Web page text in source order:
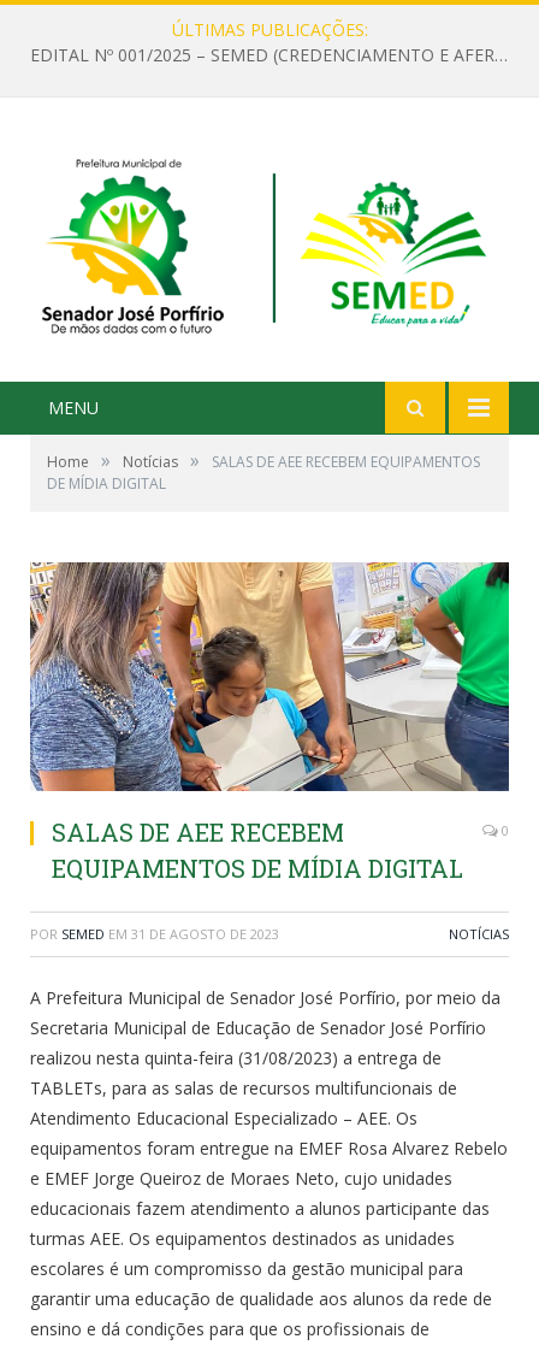
ÚLTIMAS PUBLICAÇÕES:
EDITAL Nº 001/2025 – SEMED (CREDENCIAMENTO E AFERIÇÃO DE CRITÉRIOS TÉCNICOS DE MÉRITO E DESEMPENHO PARA PROVIMENTO DO CARGO OU FUNÇÃO DE GESTOR ESCOLAR DAS UNIDADES DE ENSINO DA REDE MUNICIPAL DE SENADOR JO)
MENU
Home » Notícias »
SALAS DE AEE RECEBEM EQUIPAMENTOS
DE MÍDIA DIGITAL
SALAS DE AEE RECEBEM
EQUIPAMENTOS DE MÍDIA DIGITAL
0
POR SEMED EM 31 DE AGOSTO DE 2023 NOTÍCIAS
A Prefeitura Municipal de Senador José Porfírio, por meio da
Secretaria Municipal de Educação de Senador José Porfírio
realizou nesta quinta-feira (31/08/2023) a entrega de
TABLETs, para as salas de recursos multifuncionais de
Atendimento Educacional Especializado – AEE. Os
equipamentos foram entregue na EMEF Rosa Alvarez Rebelo
e EMEF Jorge Queiroz de Moraes Neto, cujo unidades
educacionais fazem atendimento a alunos participante das
turmas AEE. Os equipamentos destinados as unidades
escolares é um compromisso da gestão municipal para
garantir uma educação de qualidade aos alunos da rede de
ensino e dá condições para que os profissionais de